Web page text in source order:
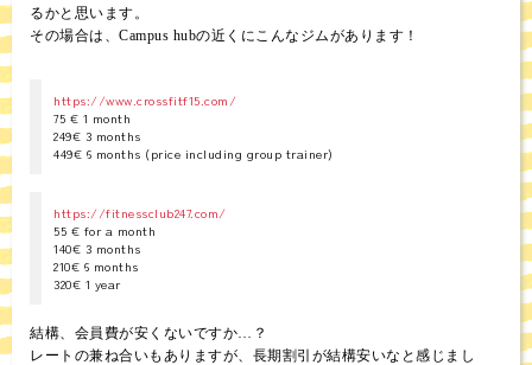
るかと思います。
その場合は、Campus hubの近くにこんなジムがあります！
https://www.crossfitf15.com/
75 € 1 month
249€ 3 months
449€ 6 months (price including group trainer)
https://fitnessclub247.com/
55 € for a month
140€ 3 months
210€ 6 months
320€ 1 year
結構、会員費が安くないですか…？
レートの兼ね合いもありますが、長期割引が結構安いなと感じまし